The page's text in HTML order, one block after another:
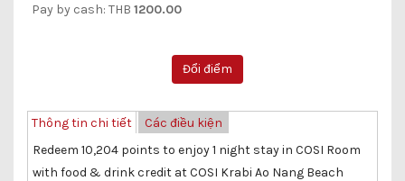
Pay by cash: THB 1200.00
Redeem 10,204 points to enjoy 1 night stay in COSI Room
with food & drink credit at COSI Krabi Ao Nang Beach
Thông tin chi tiết Các điều kiện